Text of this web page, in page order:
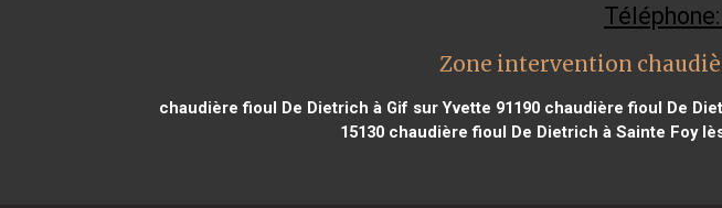
Zone intervention
chaudière fioul De Dietrich à Gif sur Yvette 91190chaudière fioul De
15130chaudière fioul De Dietrich à Sainte Foy